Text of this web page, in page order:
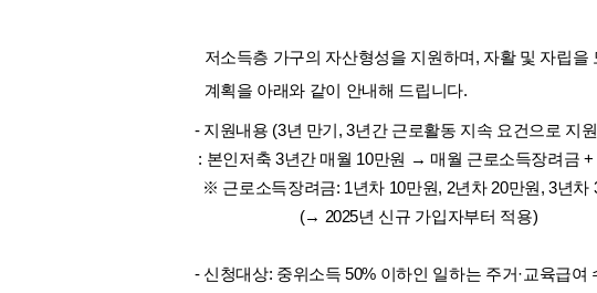
저소득층 가구의 자산형성을 지원하며, 자활 및 자립
계획을 아래와 같이 안내해 드립니다.
- 지원내용 (3년 만기, 3년간 근로활동 지속 요건으로 지
: 본인저축 3년간 매월 10만원 → 매월 근로소득장려금
※ 근로소득장려금: 1년차 10만원, 2년차 20만원, 3년차
(→ 2025년 신규 가입자부터 적용)
- 신청대상: 중위소득 50% 이하인 일하는 주거·교육급여